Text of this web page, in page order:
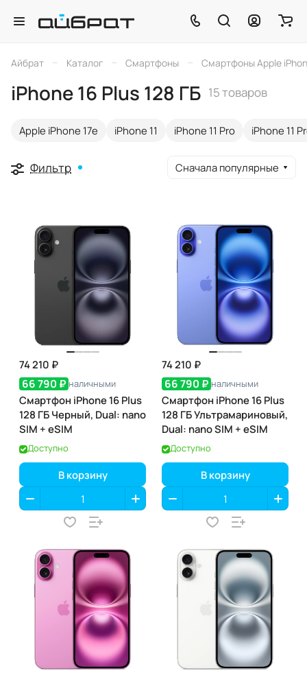
Айбрат – Каталог – Смартфоны – Смартфоны Apple
iPhone 16 Plus 128 ГБ 15 товаров
Apple iPhone 17e iPhone 11 iPhone 11 Pro iPhone 11
Фильтр Сначала популярные
74 210 ₽
66 790 ₽ наличными
Смартфон iPhone 16 Plus
128 ГБ Черный, Dual: nano
SIM + eSIM
Доступно
В корзину
74 210 ₽
66 790 ₽ наличными
Смартфон iPhone 16 Plus
128 ГБ Ультрамариновый,
Dual: nano SIM + eSIM
Доступно
В корзину